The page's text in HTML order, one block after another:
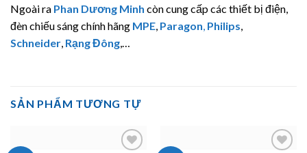
Ngoài ra Phan Dương Minh còn cung cấp các thiết bị điện,
đèn chiếu sáng chính hãng MPE, Paragon, Philips,
Schneider, Rạng Đông,…
SẢN PHẨM TƯƠNG TỰ